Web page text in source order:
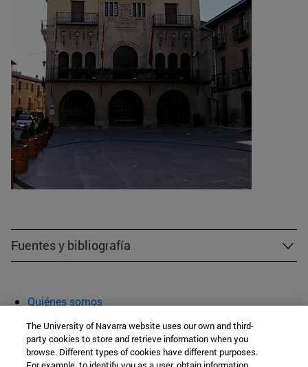
Fuentes y bibliografía
Quiénes somos
Aula abierta
The University of Navarra website uses our own and third-
party cookies to store and retrieve information when you
browse. Different types of cookies have different purposes.